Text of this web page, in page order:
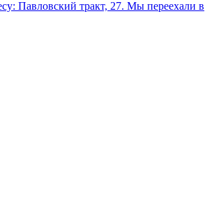
Павловский тракт, 27. Мы переехали в